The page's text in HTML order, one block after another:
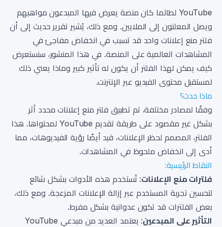
YouTube لطالما كان منصة يعرض فيها المبدعون مواهبهم
ويصل المعلنون إلى الملايين. ومع ذلك، يُشير تقرير حديث إلى أن
فلتر منع إعلانات واحد قد تسبب في انخفاض مفاجئ في
المشاهدات العالمية على المنصة. في هذا المنشور، سنستعرض
كيف يمكن لهذا الفلتر أن يكون له تأثير كبير وماذا يعني ذلك
لمستقبل محتوى الفيديو عبر الإنترنت.
ماذا حدث؟
وفقًا لمصادر مختلفة، تم تطبيق فلتر منع إعلانات محدد أثر
بشكل غير مقصود على طريقة تقديم YouTube لمحتواها. هذا
الفلتر، المصمم لحظر الإعلانات، قيد أيضًا رؤية الفيديوهات، مما
أدى إلى انخفاض ملحوظ في المشاهدات.
النقاط الرئيسية:
فلترات منع الإعلانات: تُستخدم هذه الأدوات بشكل شائع
لتحسين تجربة المستخدم عبر إزالة الإعلانات المزعجة. ومع ذلك،
بعض الفلترات قد تكون عدوانية بشكل مفرط.
التأثير على المبدعين
: يعتمد العديد من مبدعي YouTube